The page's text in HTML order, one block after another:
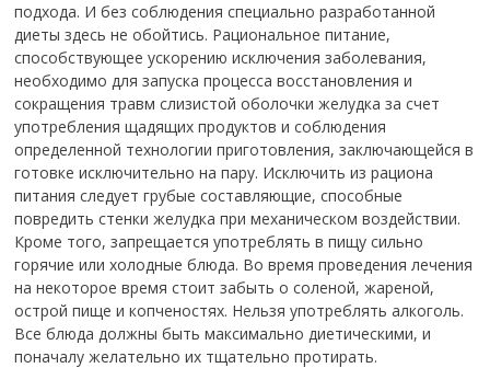
подхода. И без соблюдения специально разработанной
диеты здесь не обойтись. Рациональное питание,
способствующее ускорению исключения заболевания,
необходимо для запуска процесса восстановления и
сокращения травм слизистой оболочки желудка за счет
употребления щадящих продуктов и соблюдения
определенной технологии приготовления, заключающейся в
готовке исключительно на пару. Исключить из рациона
питания следует грубые составляющие, способные
повредить стенки желудка при механическом воздействии.
Кроме того, запрещается употреблять в пищу сильно
горячие или холодные блюда. Во время проведения лечения
на некоторое время стоит забыть о соленой, жареной,
острой пище и копченостях. Нельзя употреблять алкоголь.
Все блюда должны быть максимально диетическими, и
поначалу желательно их тщательно протирать.